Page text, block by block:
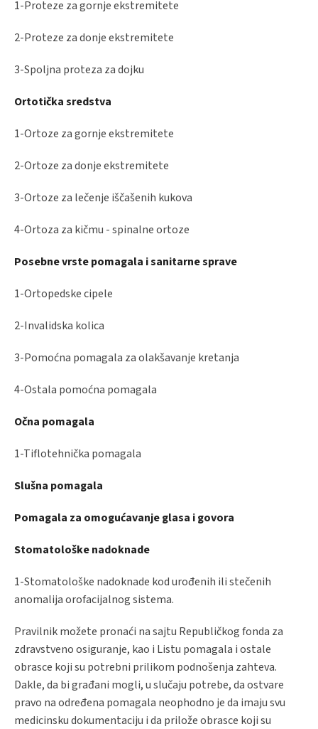
1-Proteze za gornje ekstremitete
2-Proteze za donje ekstremitete
3-Spoljna proteza za dojku
Ortotička sredstva
1-Ortoze za gornje ekstremitete
2-Ortoze za donje ekstremitete
3-Ortoze za lečenje iščašenih kukova
4-Ortoza za kičmu - spinalne ortoze
Posebne vrste pomagala i sanitarne sprave
1-Ortopedske cipele
2-Invalidska kolica
3-Pomoćna pomagala za olakšavanje kretanja
4-Ostala pomoćna pomagala
Očna pomagala
1-Tiflotehnička pomagala
Slušna pomagala
Pomagala za omogućavanje glasa i govora
Stomatološke nadoknade
1-Stomatološke nadoknade kod urođenih ili stečenih
anomalija orofacijalnog sistema.
Pravilnik možete pronaći na sajtu Republičkog fonda za
zdravstveno osiguranje, kao i Listu pomagala i ostale
obrasce koji su potrebni prilikom podnošenja zahteva.
Dakle, da bi građani mogli, u slučaju potrebe, da ostvare
pravo na određena pomagala neophodno je da imaju svu
medicinsku dokumentaciju i da prilože obrasce koji su